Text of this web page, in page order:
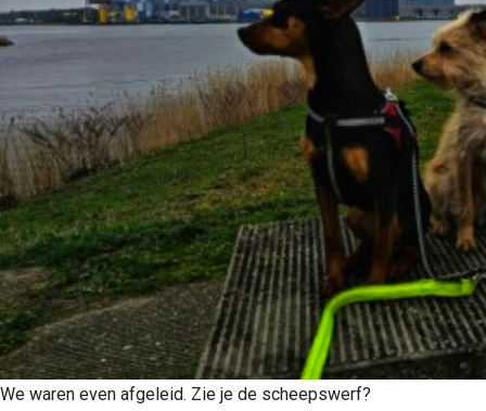
We waren even afgeleid. Zie je de scheepswerf?